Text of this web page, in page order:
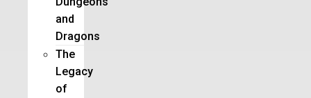
and
Dragons
The
Legacy
of